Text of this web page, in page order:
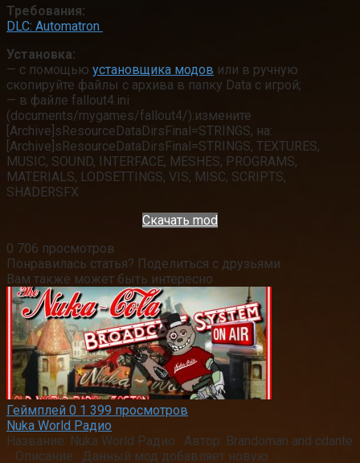
Требования:
DLC: Automatron
Установка:
— с помощью установщика модов или в ручную
скопируйте файлы с архива в папку Data с игрой;
— в файле fallout4.ini
(documents/mygames/fallout4/):измените
[Archive]sResourceDataDirsFinal=STRINGS, на:
[Archive]sResourceDataDirsFinal=STRINGS, TEXTURES,
MUSIC, SOUND, INTERFACE, MESHES, PROGRAMS,
MATERIALS, LODSETTINGS, VIS, MISC, SCRIPTS,
SHADERSFX
Скачать mod
0 706 просмотров
Понравилась статья? Поделиться с друзьями:
Вам также может быть интересно
Геймплей 0 1 399 просмотров
Nuka World Радио
Название: Nuka World Радио. Автор: Brandoman and cdante
. Описание: Данный мод добавляет новую